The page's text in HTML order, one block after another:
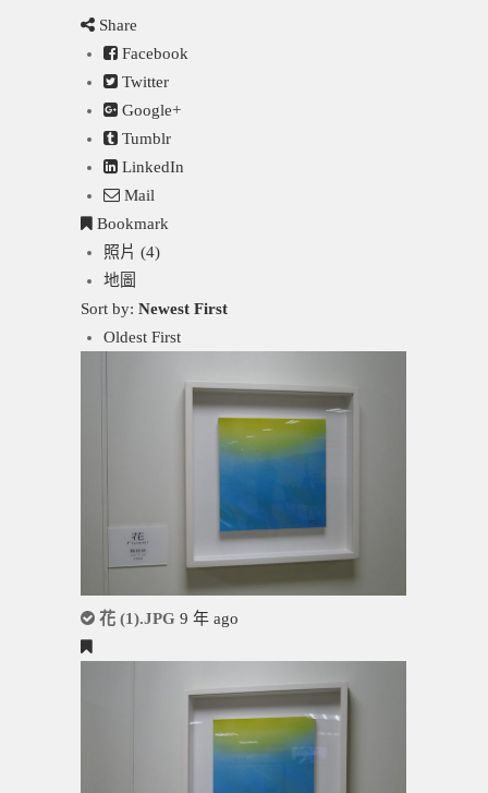
Share
Facebook
Twitter
Google+
Tumblr
LinkedIn
Mail
Bookmark
照片 (4)
地圖
Sort by: Newest First
Oldest First
花 (1).JPG 9 年 ago